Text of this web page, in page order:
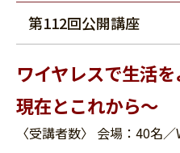
第112回公開講座
ワイヤレスで生活
現在とこれから～
〈受講者数〉 会場：40名